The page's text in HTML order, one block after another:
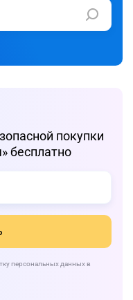
покупки
бесплатно
персональных данных в